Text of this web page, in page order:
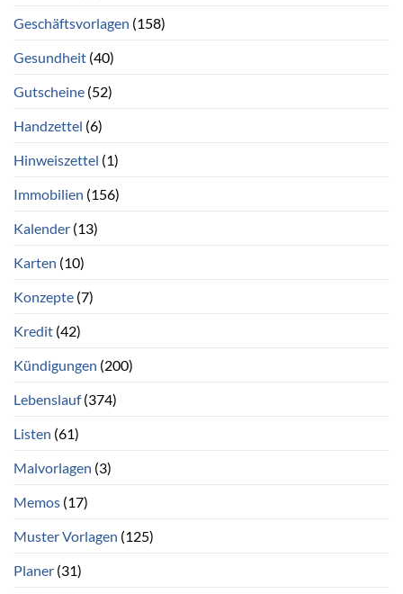
Geschäftsvorlagen (158)
Gesundheit (40)
Gutscheine (52)
Handzettel (6)
Hinweiszettel (1)
Immobilien (156)
Kalender (13)
Karten (10)
Konzepte (7)
Kredit (42)
Kündigungen (200)
Lebenslauf(374)
Listen (61)
Malvorlagen (3)
Memos (17)
Muster Vorlagen (125)
Planer (31)